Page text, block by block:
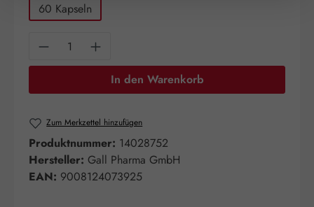
60 Kapseln
Produkt Anzahl: Gib den gewünschten
In den Warenkorb
Zum Merkzettel hinzufügen
Produktnummer: 14028752
Hersteller: Gall Pharma GmbH
EAN: 9008124073925